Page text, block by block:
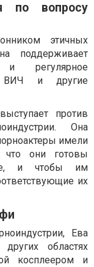
по вопросу
этичных
поддерживает
и регулярное
ВИЧ и другие
против
Она
имели
что они готовы
и чтобы им
их
Ева
областях
косплеером и